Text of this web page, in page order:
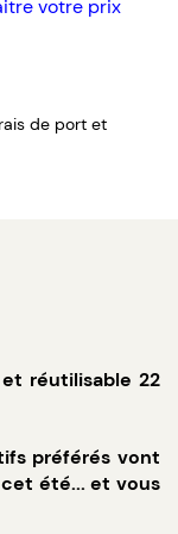
votre prix
de port et
réutilisable 22
préférés vont
été... et vous